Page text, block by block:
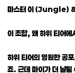
마스터 이 (Jungle)
이 조합, 왜 하위 티어에
하위 티어의 영원한 공
죠. 근데 마이가 더 날